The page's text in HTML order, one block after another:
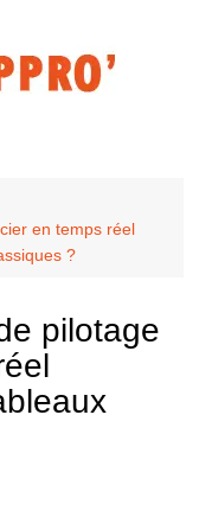
en temps réel
?
pilotage